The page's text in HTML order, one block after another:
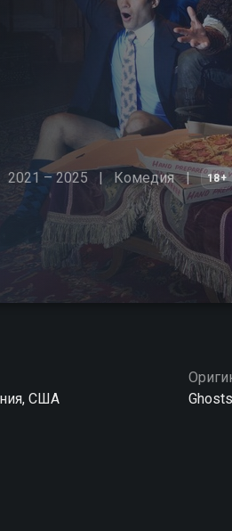
2021 – 2025 Комедия 18+
США
Ghosts